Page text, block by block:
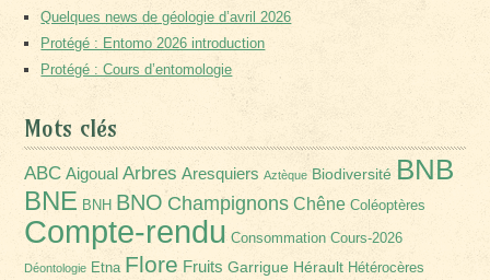
Quelques news de géologie d’avril 2026
Protégé : Entomo 2026 introduction
Protégé : Cours d’entomologie
Mots clés
ABC Aigoual Arbres Aresquiers Aztèque Biodiversité BNB
BNE BNH BNO Champignons Chêne Coléoptères
Compte-rendu Consommation Cours-2026
Déontologie Etna Flore Fruits Garrigue Hérault Hétérocères